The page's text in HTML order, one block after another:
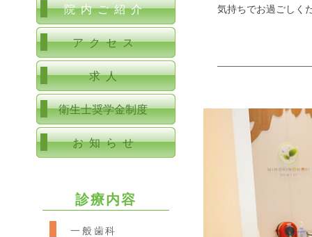
気持ちでお過ごしく
院内ご紹介
アクセス
求人
衛生士奨学金制度
お知らせ
診療内容
一般歯科